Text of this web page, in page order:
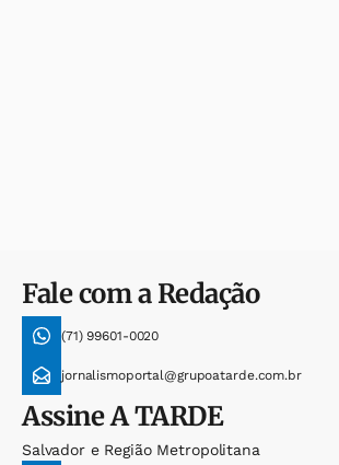
Fale com a Redação
(71) 99601-0020
jornalismoportal@grupoatarde.com.br
AssineA TARDE
Salvador e Região Metropolitana